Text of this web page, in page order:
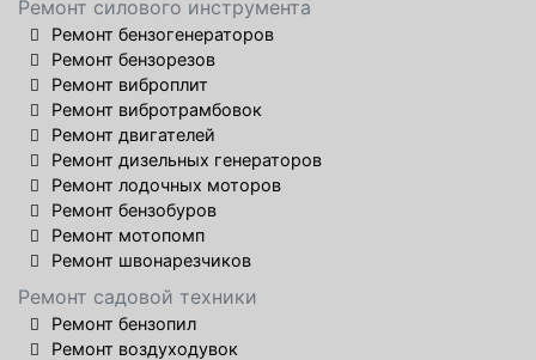
Ремонт силового инструмента
Ремонт бензогенераторов
Ремонт бензорезов
Ремонт виброплит
Ремонт вибротрамбовок
Ремонт двигателей
Ремонт дизельных генераторов
Ремонт лодочных моторов
Ремонт бензобуров
Ремонт мотопомп
Ремонт швонарезчиков
Ремонт садовой техники
Ремонт бензопил
Ремонт воздуходувок